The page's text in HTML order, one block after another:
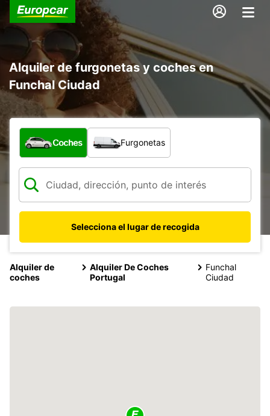
Alquiler de furgonetas y coches en
Funchal Ciudad
¿Qué tipo de vehículo?
Coches Furgonetas
Selecciona el lugar de recogida
Alquiler de
coches
Alquiler De Coches
Portugal
Funchal
Ciudad